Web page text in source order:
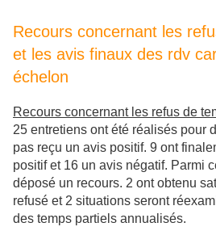
Recours concernant les
et les avis finaux des rdv
échelon
Recours concernant les refus de
25 entretiens ont été réalisés pour
pas reçu un avis positif. 9 ont
positif et 16 un avis négatif. Parmi
déposé un recours. 2 ont obtenu
refusé et 2 situations seront
des temps partiels annualisés.